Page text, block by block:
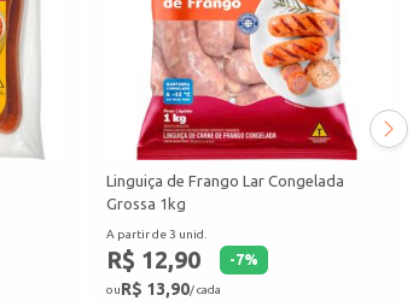
Linguiça de Frango Lar Congelada
Grossa 1kg
A partir de 3 unid.
R$ 12,90 -7%
ouR$ 13,90/ cada